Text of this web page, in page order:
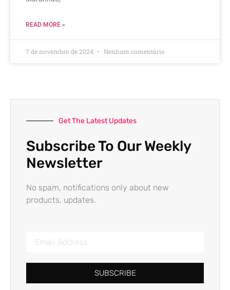
READ MORE »
7 de novembro de 2024 Nenhum comentário
Get The Latest Updates
Subscribe To Our Weekly
Newsletter
No spam, notifications only about new
products, updates.
Address
SUBSCRIBE